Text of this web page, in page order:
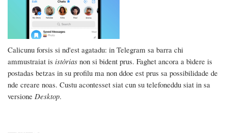
Calicunu forsis si nd'est agatadu: in Telegram sa barra chi
ammustraiat is istòrias non si bident prus. Faghet ancora a bìdere is
postadas betzas in su profilu ma non ddoe est prus sa possibilidade de
nde creare noas. Custu acontesset siat cun su telefoneddu siat in sa
versione Desktop.